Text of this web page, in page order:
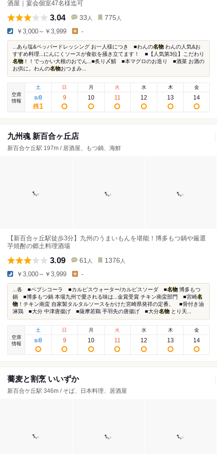
酒屋｜宴会個室47名様迄可
3.04 33 人 775 人
￥3,000～￥3,999 -
...あら塩&ペッパードレッシング お一人様につき ■わんの名物 わんの人気&お
すすめ料理...にんにくソースが食欲を掻き立てます！ ■【人気第3位】こだわり
名物 ！！でっかい大根のおでん...■炙り〆鯖 ■本マグロのお造り ■酒菜 お酒の
お供に。わんの名物おつまみ...
空席
情報
土
8/8
残1
日
9
月
10
火
11
水
12
木
13
金
14
九州魂 新百合ヶ丘店
新百合ケ丘駅 197m / 居酒屋、もつ鍋、海鮮
【新百合ヶ丘駅徒歩3分】九州のうまいもんを堪能！博多もつ鍋や厳選
芋焼酎の郷土料理酒場
3.09 61 人 1376 人
￥3,000～￥3,999 -
...各 ■ペプシコーラ ■カルピスウォーター/カルピスソーダ ■名物 博多もつ
鍋 ■博多もつ鍋 本場九州で愛される味は...金賞受賞 チキン南蛮部門 ■宮崎名
物 ！チキン南蛮 自家製タルタルソースをかけた宮崎県発祥の定番。 ■骨付き油
淋鶏 ■大分 中津唐揚げ ■薩摩若鷄 手羽先の唐揚げ ■大分名物 とり天...
空席
情報
土
8/8
日
9
月
10
火
11
水
12
木
13
金
14
蕎麦と割烹 いいずか
新百合ケ丘駅 346m / そば、日本料理、居酒屋